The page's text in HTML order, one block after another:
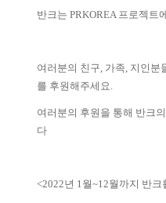
반크는 PRKOREA 프로젝트
여러분의 친구, 가족, 지인분
를 후원해주세요.
여러분의 후원을 통해 반크
다
<2022년 1월~12월까지 반